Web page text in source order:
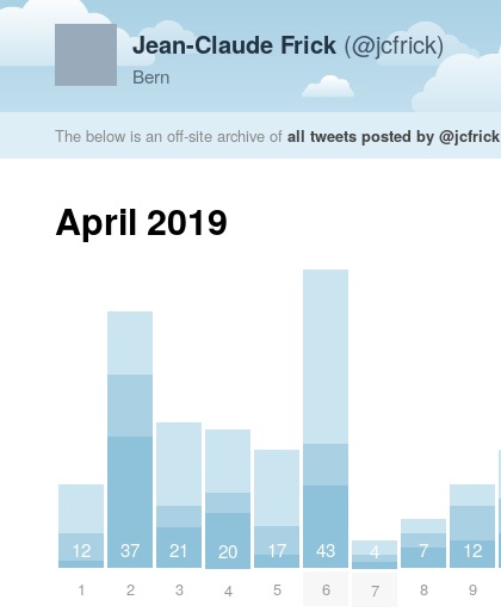
Jean-Claude Frick (@jcfrick)
Bern
The below is an off-site archive of all tweets posted by @jcfrick
April 2019
12
1
37
2
21
3
20
4
17
5
43
6
4
7
7
8
12
9